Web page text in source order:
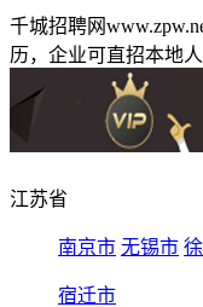
千城招聘网
历，企业可直招本地
江苏省
南京市 无锡市
宿迁市